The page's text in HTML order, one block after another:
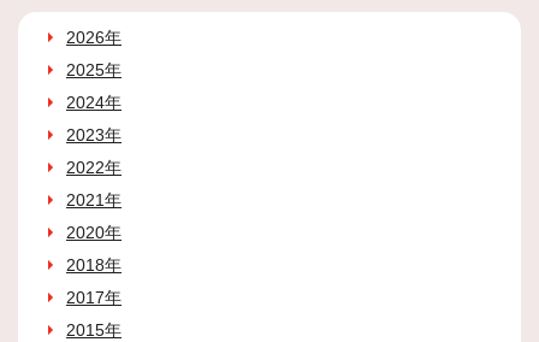
2026年
2025年
2024年
2023年
2022年
2021年
2020年
2018年
2017年
2015年